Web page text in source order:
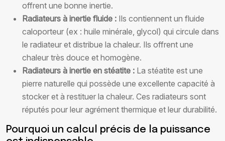
offrent une bonne inertie.
Radiateurs à inertie fluide : Ils contiennent un fluide
caloporteur (ex : huile minérale, glycol) qui circule dans
le radiateur et distribue la chaleur. Ils offrent une
chaleur très douce et homogène.
Radiateurs à inertie en stéatite : La stéatite est une
pierre naturelle qui possède une excellente capacité à
stocker et à restituer la chaleur. Ces radiateurs sont
réputés pour leur agrément thermique et leur durabilité.
Pourquoi un calcul précis de la puissance